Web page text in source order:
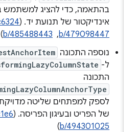
בהתאמה, כדי להציג למשתמש
אינדיקטור של תנועת יד. (Ic6324
, ‏
b/479098447
, ‏
b/485488443
)
נוספה התכונה
התכונה
לספק למפתחים שליטה מדויקת
של הפריט ובעיגון הפריסה. (
b/494301025
)